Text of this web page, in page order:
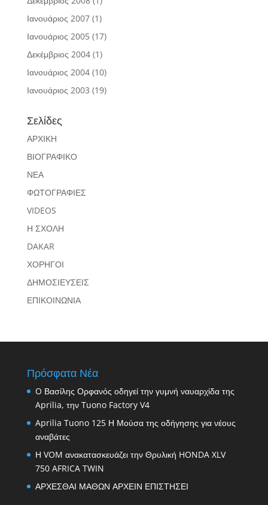
Ιανουάριος 2007(1)
Ιανουάριος 2005(17)
Δεκέμβριος 2004(1)
Ιανουάριος 2004(10)
Ιανουάριος 2003 (19)
Σελίδες
ΑΡΧΙΚΗ
ΒΙΟΓΡΑΦΙΚΟ
ΝΕΑ
ΦΩΤΟΓΡΑΦΙΕΣ
VIDEOS
Η ΣΧΟΛΗ
DAKAR
ΧΟΡΗΓΟΙ
ΔΗΜΟΣΙΕΥΣΕΙΣ
ΕΠΙΚΟΙΝΩΝΙΑ
Πρόσφατα Νέα
O Βασίλης Ορφανός οδηγεί την γυμνή ναυαρχίδα της
Aprilia, την Tuono Factory V4
Aprilia Tuono 125 Η Μούσα της οδήγησης για νέους
αναβάτες
Η VOM ανακατασκευάζει την Θρυλική HONDA XLV
750 AFRICA TWIN
ΑΡΧΕΣΘΑΙ ΜΑΘΩΝ ΑΡΧΕΙΝ ΕΠΙΣΤΗΣΕΙ